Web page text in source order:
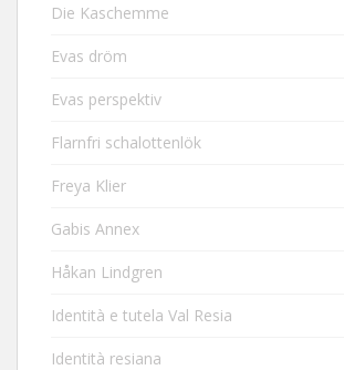
Die Kaschemme
Evas dröm
Evas perspektiv
Flarnfri schalottenlök
Freya Klier
Gabis Annex
Håkan Lindgren
Identità e tutela Val Resia
Identità resiana